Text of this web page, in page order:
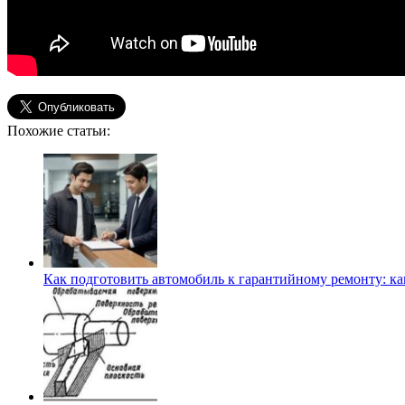
Похожие статьи:
Как подготовить автомобиль к гарантийному ремонту: